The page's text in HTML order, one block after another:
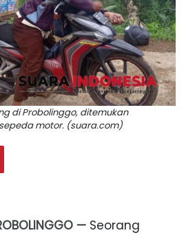
di Probolinggo, ditemukan
motor. (suara.com)
— Seorang